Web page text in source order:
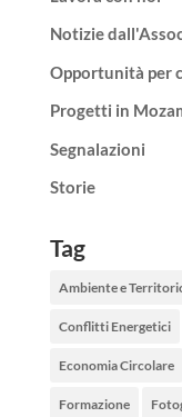
Notizie
Opportunità per
Progetti in
Segnalazioni
Storie
Tag
Ambiente e
Conflitti Energetici
Economia Circolare
Formazione